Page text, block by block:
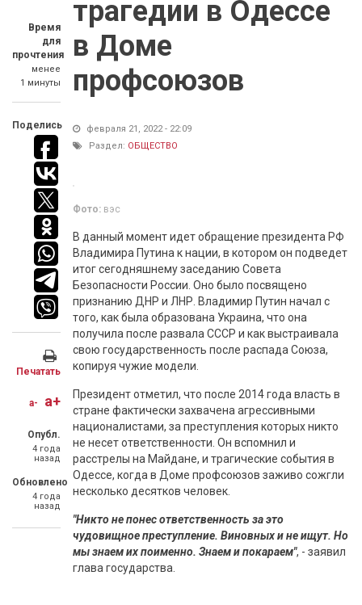
Время
для
прочтения
менее
1 минуты
Поделись
Печатать
a- a+
Опубл.
4 года
назад
Обновлено
4 года
назад
трагедии в Одессе
в Доме
профсоюзов
февраля 21, 2022 - 22:09
Раздел: ОБЩЕСТВО
Фото: вэс
В данный момент идет обращение президента РФ
Владимира Путина к нации, в котором он подведет
итог сегодняшнему заседанию Совета
Безопасности России. Оно было посвящено
признанию ДНР и ЛНР. Владимир Путин начал с
того, как была образована Украина, что она
получила после развала СССР и как выстраивала
свою государственность после распада Союза,
копируя чужие модели.
Президент отметил, что после 2014 года власть в
стране фактически захвачена агрессивными
националистами, за преступления которых никто
не несет ответственности. Он вспомнил и
расстрелы на Майдане, и трагические события в
Одессе, когда в Доме профсоюзов заживо сожгли
несколько десятков человек.
"Никто не понес ответственность за это
чудовищное преступление. Виновных и не ищут. Но
мы знаем их поименно. Знаем и покараем", - заявил
глава государства.